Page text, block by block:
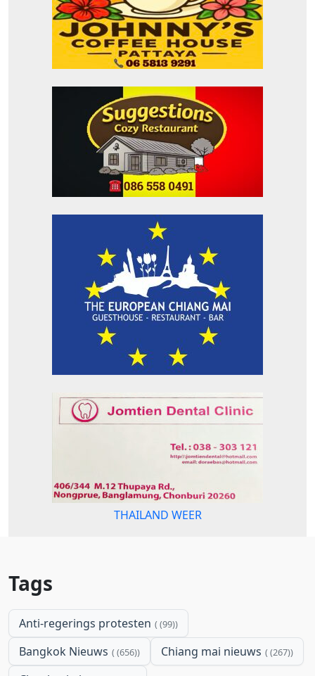
THAILAND WEER
Tags
Anti-regerings protesten (99)
Bangkok Nieuws (656) Chiang mai nieuws (267)